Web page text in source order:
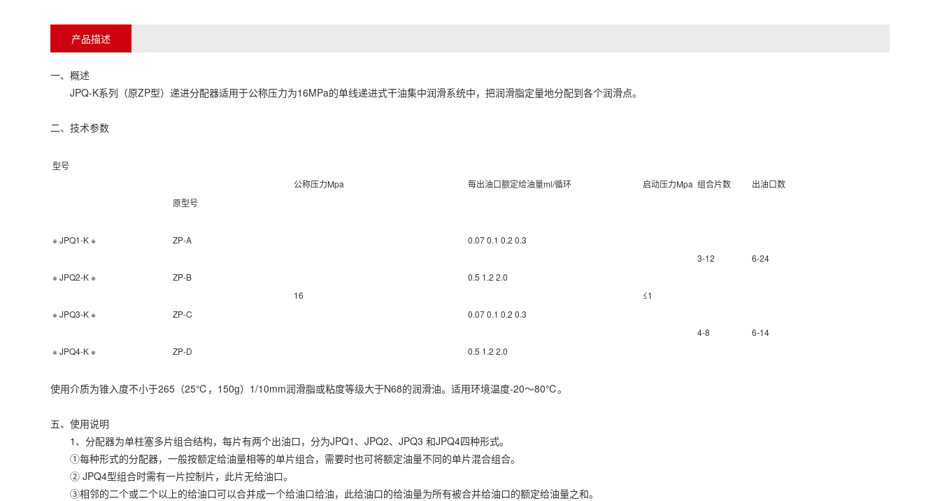
产品描述
一、概述
JPQ-K系列（原ZP型）递进分配器适用于公称压力为16MPa的单线递进式干油集中润滑系统中，把润滑脂定量地分配到各个润滑点。
二、技术参数
型号
公称压力Mpa
每出油口额定给油量ml/循环 启动压力Mpa 组合片数
出油口数
原型号
※ JPQ1-K ※ ZP-A
16
0.07 0.1 0.2 0.3
≤1
3-12
6-24
※ JPQ2-K ※
ZP-B 0.5 1.2 2.0
※ JPQ3-K ※ ZP-C
0.07 0.1 0.2 0.3
4-8
6-14
※ JPQ4-K ※
ZP-D 0.5 1.2 2.0
使用介质为锥入度不小于265（25℃，150g）1/10mm润滑脂或粘度等级大于N68的润滑油。适用环境温度-20～80℃。
五、使用说明
1、分配器为单柱塞多片组合结构，每片有两个出油口，分为JPQ1、JPQ2、JPQ3 和JPQ4四种形式。
①每种形式的分配器，一般按额定给油量相等的单片组合，需要时也可将额定油量不同的单片混合组合。
② JPQ4型组合时需有一片控制片，此片无给油口。
③相邻的二个或二个以上的给油口可以合并成一个给油口给油，此给油口的给油量为所有被合并给油口的额定给油量之和。